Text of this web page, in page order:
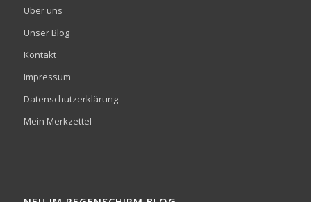
Über uns
Unser Blog
Kontakt
Impressum
Datenschutzerklärung
Mein Merkzettel